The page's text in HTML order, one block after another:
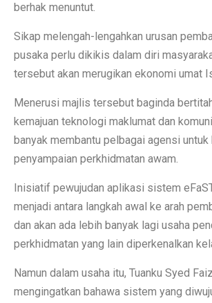
berhak menuntut.
Sikap melengah-lengahkan urusan
pusaka perlu dikikis dalam diri
tersebut akan merugikan ekonomi umat
Menerusi majlis tersebut baginda
kemajuan teknologi maklumat dan
banyak membantu pelbagai agensi
penyampaian perkhidmatan awam.
Inisiatif pewujudan aplikasi sistem
menjadi antara langkah awal ke arah
dan akan ada lebih banyak lagi usaha
perkhidmatan yang lain diperkenalkan
Namun dalam usaha itu, Tuanku Syed
mengingatkan bahawa sistem yang